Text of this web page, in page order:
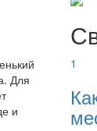
Для
и
1